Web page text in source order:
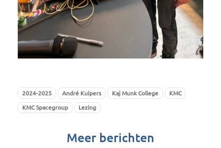
2024-2025 André Kuipers Kaj Munk College KMC
KMC Spacegroup Lezing
Meer berichten